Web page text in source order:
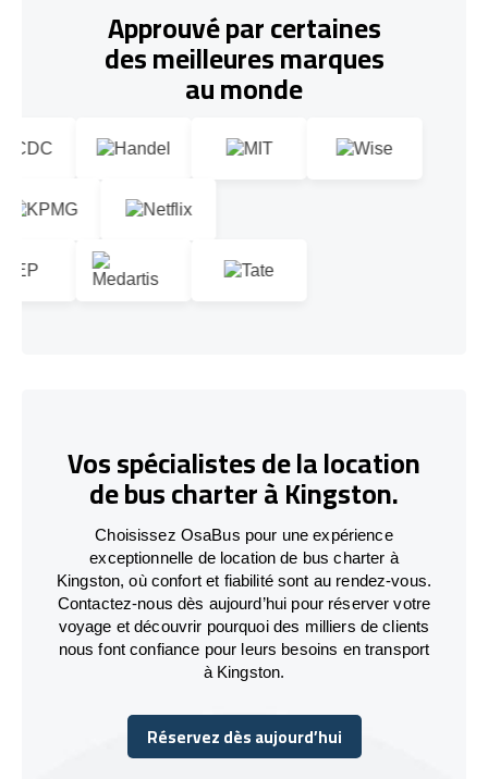
Approuvé par certaines
des meilleures marques
au monde
Vos spécialistes de la location
de bus charter à Kingston.
Choisissez OsaBus pour une expérience
exceptionnelle de location de bus charter à
Kingston, où confort et fiabilité sont au rendez-vous.
Contactez-nous dès aujourd’hui pour réserver votre
voyage et découvrir pourquoi des milliers de clients
nous font confiance pour leurs besoins en transport
à Kingston.
Réservez dès aujourd’hui
Réservez dès aujourd’hui